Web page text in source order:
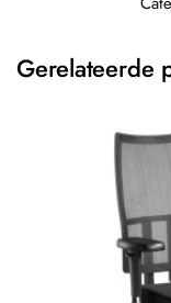
Gerelateerde